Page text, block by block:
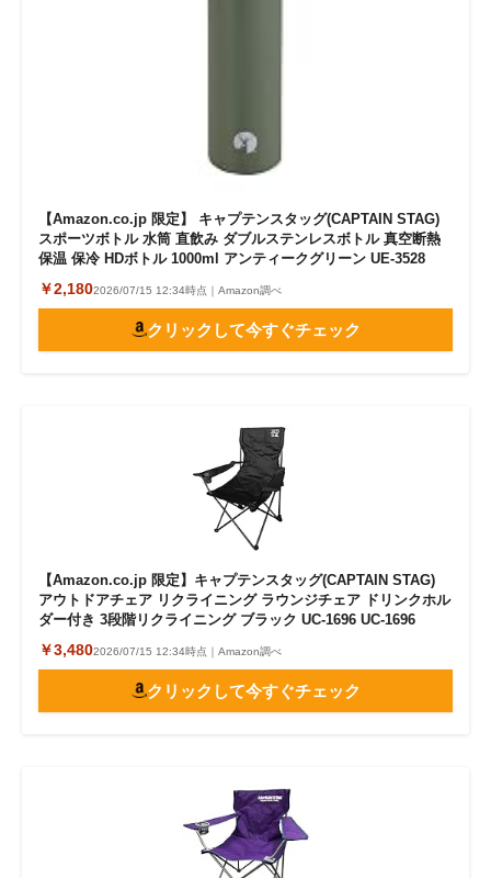
【Amazon.co.jp 限定】 キャプテンスタッグ(CAPTAIN STAG)
スポーツボトル 水筒 直飲み ダブルステンレスボトル 真空断熱
保温 保冷 HDボトル 1000ml アンティークグリーン UE-3528
￥2,1802026/07/15 12:34時点｜Amazon調べ
クリックして今すぐチェック
【Amazon.co.jp 限定】キャプテンスタッグ(CAPTAIN STAG)
アウトドアチェア リクライニング ラウンジチェア ドリンクホル
ダー付き 3段階リクライニング ブラック UC-1696 UC-1696
￥3,4802026/07/15 12:34時点｜Amazon調べ
クリックして今すぐチェック